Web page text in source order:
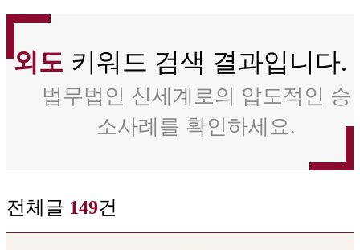
외도 키워드 검색 결과입니다.
법무법인 신세계로의 압도적인 승
소사례를 확인하세요.
전체글 149건